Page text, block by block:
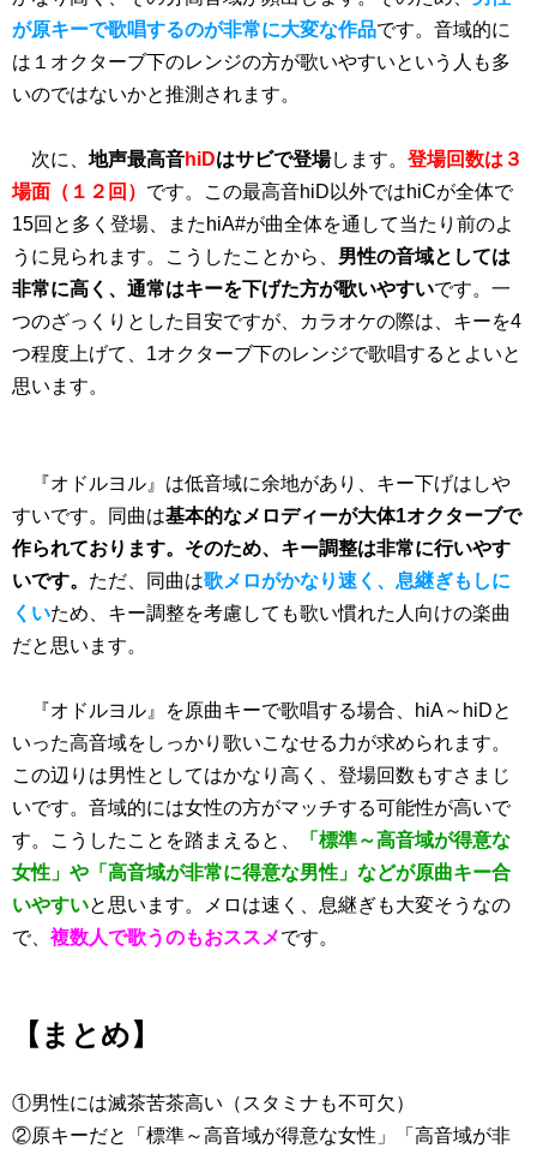
が原キーで歌唱するのが非常に大変な作品です。音域的に
は１オクターブ下のレンジの方が歌いやすいという人も多
いのではないかと推測されます。
次に、 地声最高音hiDはサビで登場します。 登場回数は３
場面（１２回） です。この最高音hiD以外ではhiCが全体で
15回と多く登場、またhiA#が曲全体を通して当たり前のよ
うに見られます。こうしたことから、 男性の音域としては
非常に高く、通常はキーを下げた方が歌いやすいです。一
つのざっくりとした目安ですが、カラオケの際は、キーを4
つ程度上げて、1オクターブ下のレンジで歌唱するとよいと
思います。
『オドルヨル』は低音域に余地があり、キー下げはしや
すいです。同曲は基本的なメロディーが大体1オクターブで
作られております。そのため、キー調整は非常に行いやす
いです。 ただ、同曲は歌メロがかなり速く、息継ぎもしに
くいため、キー調整を考慮しても歌い慣れた人向けの楽曲
だと思います。
『オドルヨル』を原曲キーで歌唱する場合、hiA～hiDと
いった高音域をしっかり歌いこなせる力が求められます。
この辺りは男性としてはかなり高く、登場回数もすさまじ
いです。音域的には女性の方がマッチする可能性が高いで
す。こうしたことを踏まえると、
「標準～高音域が得意な
女性」や「高音域が非常に得意な男性」などが原曲キー合
いやすいと思います。メロは速く、息継ぎも大変そうなの
で、 複数人で歌うのもおススメです。
【まとめ】
①男性には滅茶苦茶高い（スタミナも不可欠）
②原キーだと「標準～高音域が得意な女性」「高音域が非